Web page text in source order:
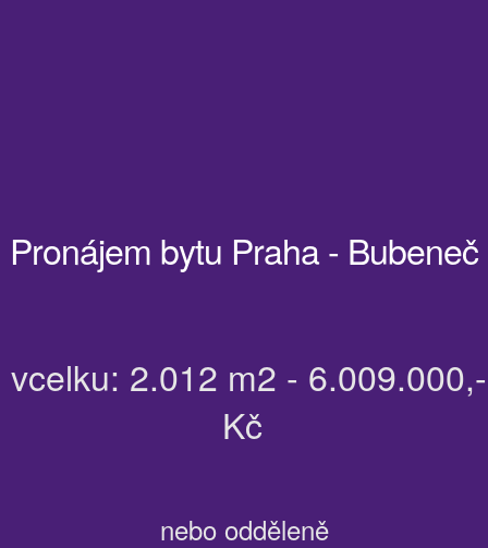
Pronájem bytu Praha - Bubeneč
vcelku: 2.012 m2 - 6.009.000,-
Kč
nebo odděleně